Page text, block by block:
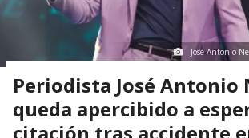
José Antonio
Periodista José Antonio
queda apercibido a